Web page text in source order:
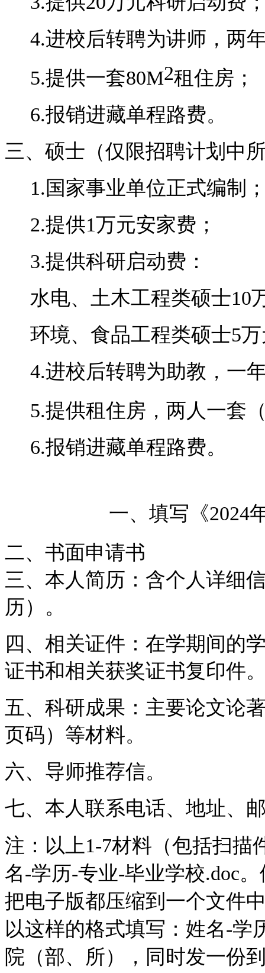
4.进校后转聘为讲师，两
5.提供一套80M2租住房；
6.报销进藏单程路费。
三、硕士（仅限招聘计划中
1.国家事业单位正式编制
2.提供1万元安家费；
3.提供科研启动费：
水电、土木工程类硕士10
环境、食品工程类硕士5
4.进校后转聘为助教，一
5.提供租住房，两人一套
6.报销进藏单程路费。
一、填写《2024
二、书面申请书
三、本人简历：含个人详细
历）。
四、相关证件：在学期间的
证书和相关获奖证书复印件
五、科研成果：主要论文论
页码）等材料。
六、导师推荐信。
七、本人联系电话、地址、
注：以上1-7材料（包括扫描
名-学历-专业-毕业学校.doc
把电子版都压缩到一个文件
以这样的格式填写：姓名-学
院（部、所），同时发一份